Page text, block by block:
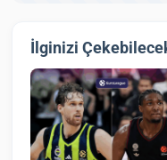
İlginizi